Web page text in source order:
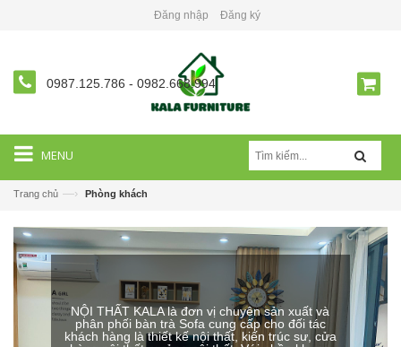
Đăng nhập Đăng ký
0987.125.786 - 0982.668.994
MENU
Trang chủ —› Phòng khách
NỘI THẤT KALA là đơn vị chuyên sản xuất và
phân phối bàn trà Sofa cung cấp cho đối tác
khách hàng là thiết kế nội thất, kiến trúc sư, cửa